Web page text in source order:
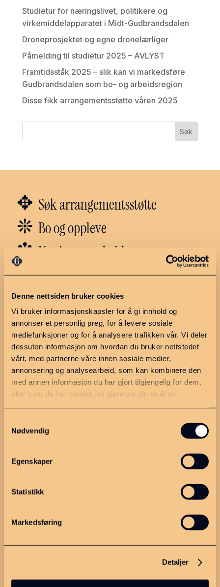
Denne nettsiden bruker cookies
Vi bruker informasjonskapsler for å gi innhold og
annonser et personlig preg, for å levere sosiale
mediefunksjoner og for å analysere trafikken vår. Vi deler
dessuten informasjon om hvordan du bruker nettstedet
vårt, med partnerne våre innen sosiale medier,
annonsering og analysearbeid, som kan kombinere den
med annen informasjon du har gjort tilgjengelig for dem,
eller som de har samlet inn gjennom din bruk av
Nødvendig
Egenskaper
Statistikk
Markedsføring
Detaljer
Studietur for næringslivet, politikere og
virkemiddelapparatet i Midt-Gudbrandsdalen
Droneprosjektet og egne dronelærliger
Påmelding til studietur 2025 – AVLYST
Framtidsståk 2025 – slik kan vi markedsføre
Gudbrandsdalen som bo- og arbeidsregion
Disse fikk arrangementsstøtte våren 2025
✥ Søk arrangementsstøtte
❊ Bo og oppleve
❇︎ Næring og arbeid
✼Politikk
Utforsk regionen
Hva skjer?
Ledige stillinger
Finn en næringsutvikler
Ressurser
Møteplan 2026
Møter og
saksdokumenter
Søknadskriterier
Dette er MGIPR
Om oss
Kontakt
Meld deg på nyhetsbrevet
vårt!